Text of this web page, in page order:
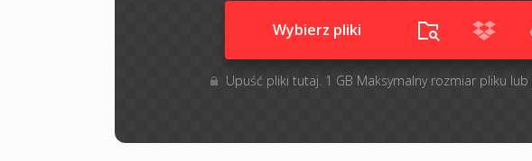
Wybierz pliki
Upuść pliki tutaj. 1 GB Maksymalny rozmiar pliku lub